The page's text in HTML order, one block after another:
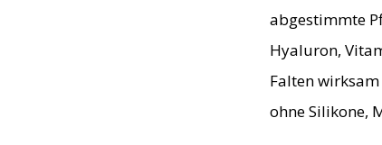
abgestimmte
Hyaluron,
Falten
ohne Silikone,